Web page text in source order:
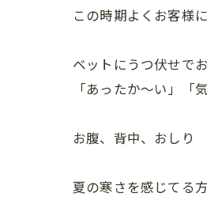
この時期よくお客様
ベットにうつ伏せで
「あったか～い」「
お腹、背中、おし
夏の寒さを感じてる方